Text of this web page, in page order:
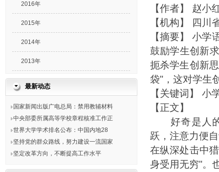
2016年
2015年
2014年
2013年
最新动态
国家新闻出版广电总局：禁用教辅材料
中央部委所属高等学校章程核准工作正
世界大学学术排名公布：中国内地28
坚持党的群众路线，努力建设一流国家
坚定改革方向，不断提高工作水平
【作者】 赵小
【机构】
四川
【摘要】小学
鼓励学生创新
扼杀学生创新
袋"，这对学生
【关键词】 小
【正文】
好奇是人
跃，注意力便
在纵深处击中
身受用无穷"。